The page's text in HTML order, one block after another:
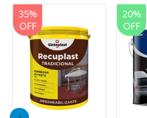
20%
OFF
35%
OFF
20%
OFF